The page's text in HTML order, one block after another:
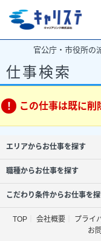
官公庁・市役所の
仕事検索
この仕事は既に削
エリアからお仕事を探す
職種からお仕事を探す
こだわり条件からお仕事を
TOP 会社概要 プライ
お